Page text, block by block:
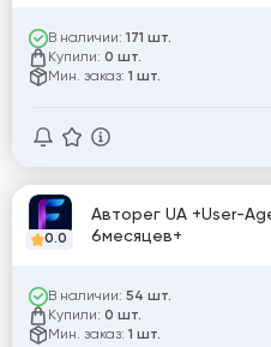
В наличии: 171 шт.
Купили: 0 шт.
Мин. заказ: 1 шт.
0.0
Авторег UA +User-Agent+COOKIE+2ФА+отлёжка
6месяцев+
В наличии: 54 шт.
Купили: 0 шт.
Мин. заказ: 1 шт.